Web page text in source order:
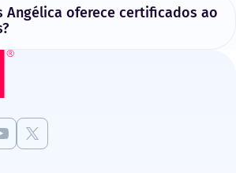
Angélica oferece certificados ao